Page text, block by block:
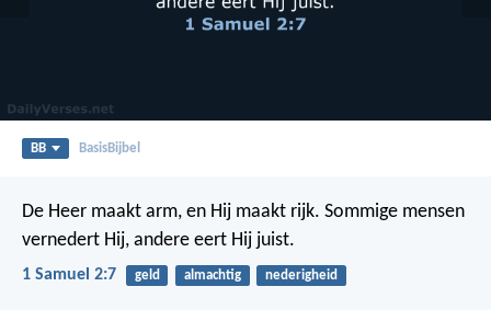
BB BasisBijbel
De Heer maakt arm, en Hij maakt rijk. Sommige mensen
vernedert Hij, andere eert Hij juist.
1 Samuel 2:7 geld almachtig nederigheid